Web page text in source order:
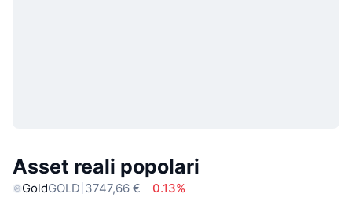
Asset reali popolari
GoldGOLD 3747,66 €
0.13%